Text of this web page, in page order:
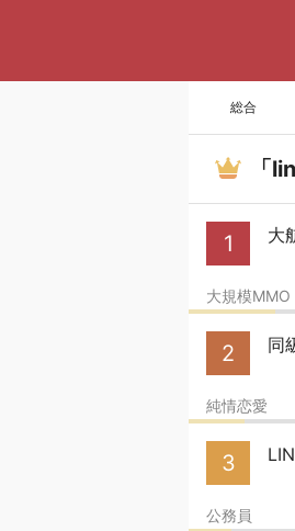
総合
「
1 大
大規模MMO
2 同
純情恋愛
3
公務員